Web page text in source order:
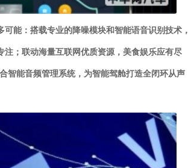
能：搭载专业的降噪模块和智能语音识别技术，
；联动海量互联网优质资源，美食娱乐应有尽
智能音频管理系统，为智能驾舱打造全闭环从声